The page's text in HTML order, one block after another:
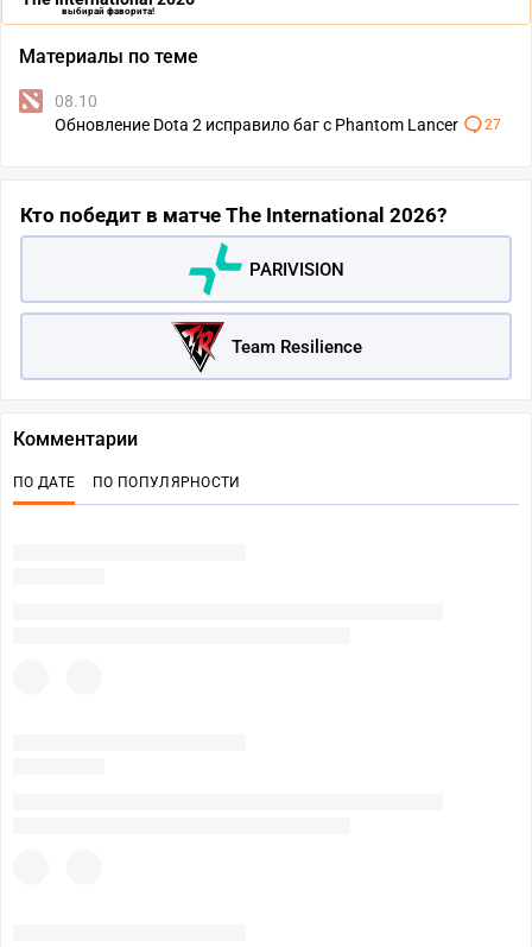
выбирай фаворита!
Материалы по теме
08.10
Обновление Dota 2 исправило баг с Phantom Lancer
27
Кто победит в матче The International 2026?
PARIVISION
Team Resilience
Комментарии
ПО ДАТЕ ПО ПОПУЛЯРНОСТИ